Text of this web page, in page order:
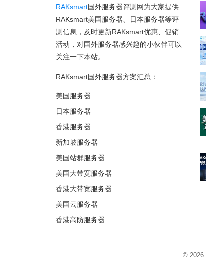
RAKsmart国外服务器评测网为大家提供
RAKsmart美国服务器、日本服务器等评
测信息，及时更新RAKsmart优惠、促销
活动，对国外服务器感兴趣的小伙伴可以
关注一下本站。
RAKsmart国外服务器方案汇总：
美国服务器
日本服务器
香港服务器
新加坡服务器
美国站群服务器
美国大带宽服务器
香港大带宽服务器
美国云服务器
香港高防服务器
© 2026